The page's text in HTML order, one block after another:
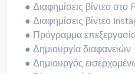
● Διαφημίσεις βίντεο στο
● Διαφημίσεις βίντεο
● Πρόγραμμα
● Δημιουργία διαφανειών
● Δημιουργός